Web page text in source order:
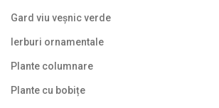
Gard viu veșnic verde
Ierburi ornamentale
Plante columnare
Plante cu bobițe